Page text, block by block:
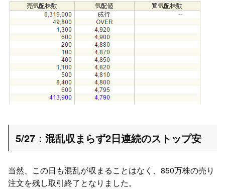
5/27：混乱収まらず2日連続のストップ安
当然、この日も混乱が収まることはなく、850万株の売り
注文を残し取引終了となりました。